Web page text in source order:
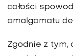
całości
amalgamatu
Zgodnie z tym,